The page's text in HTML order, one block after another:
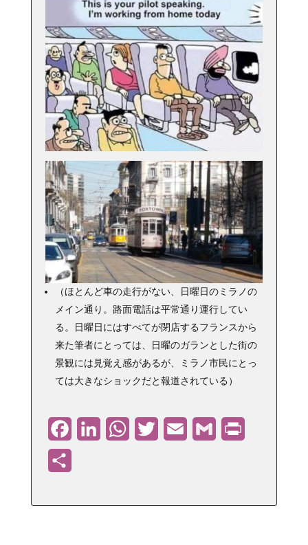
（ほとんど車の走行がない、日曜日のミラノの
メイン通り。路面電話は平常通り運行してい
る。日曜日にはすべてが閉店するフランスから
来た筆者にとっては、日曜のガランとした街の
景観には見覚え感があるが、ミラノ市民にとっ
ては大きなショックだと報道されている）
FacebookLinkedInWhatsApp
Twitter Email Gmail